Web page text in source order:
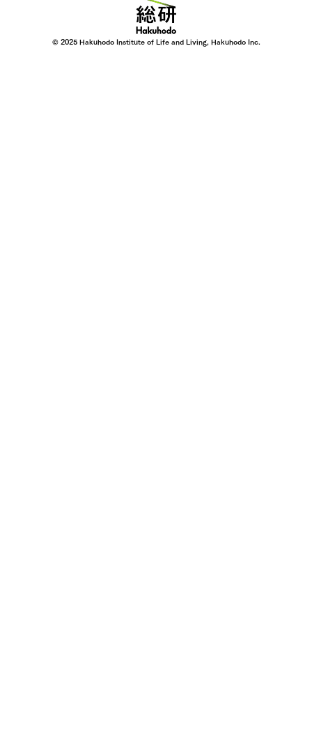
© 2025 Hakuhodo Institute of Life and Living, Hakuhodo Inc.